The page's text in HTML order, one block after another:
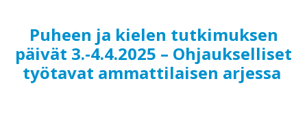
Puheen ja kielen tutkimuksen
päivät 3.-4.4.2025 – Ohjaukselliset
työtavat ammattilaisen arjessa